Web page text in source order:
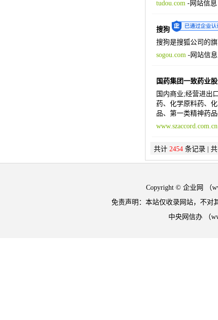
tudou.com-网站信息
搜狗
搜狗是搜狐公司的
sogou.com-网站信息
国药集团一致药业
国内商业;经营进出
药、化学原料药、
品、第一类精神药
www.szaccord.com.cn
共计 2454条记录 |
Copyright © 企业网 （
免责声明：本站仅收录网站，不对
中央网信办 （